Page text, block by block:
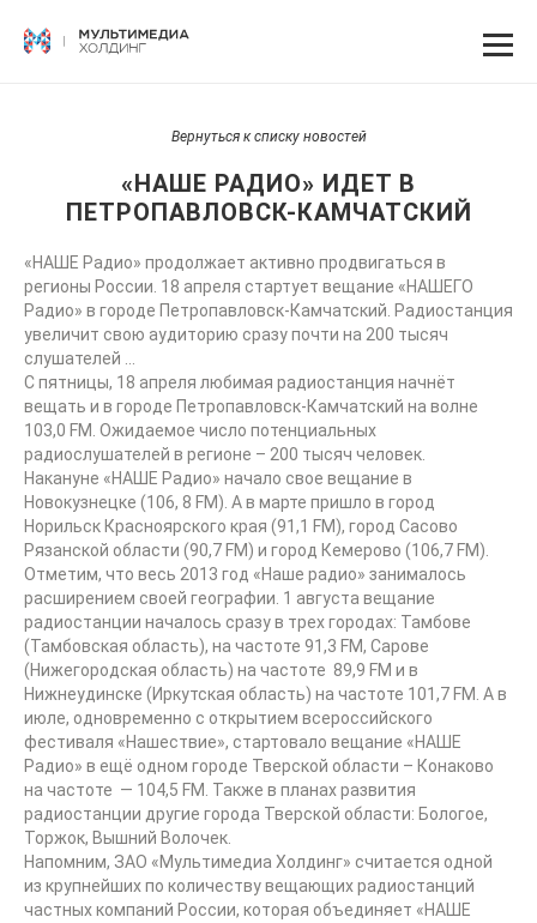
Вернуться к списку новостей
«НАШЕ РАДИО» ИДЕТ В
ПЕТРОПАВЛОВСК-КАМЧАТСКИЙ
«НАШЕ Радио» продолжает активно продвигаться в
регионы России. 18 апреля стартует вещание «НАШЕГО
Радио» в городе Петропавловск-Камчатский. Радиостанция
увеличит свою аудиторию сразу почти на 200 тысяч
слушателей …
С пятницы, 18 апреля любимая радиостанция начнёт
вещать и в городе Петропавловск-Камчатский на волне
103,0 FM. Ожидаемое число потенциальных
радиослушателей в регионе – 200 тысяч человек.
Накануне «НАШЕ Радио» начало свое вещание в
Новокузнецке (106, 8 FM). А в марте пришло в город
Норильск Красноярского края (91,1 FM), город Сасово
Рязанской области (90,7 FM) и город Кемерово (106,7 FM).
Отметим, что весь 2013 год «Наше радио» занималось
расширением своей географии. 1 августа вещание
радиостанции началось сразу в трех городах: Тамбове
(Тамбовская область), на частоте 91,3 FM, Сарове
(Нижегородская область) на частоте 89,9 FM и в
Нижнеудинске (Иркутская область) на частоте 101,7 FM. А в
июле, одновременно с открытием всероссийского
фестиваля «Нашествие», стартовало вещание «НАШЕ
Радио» в ещё одном городе Тверской области – Конаково
на частоте — 104,5 FM. Также в планах развития
радиостанции другие города Тверской области: Бологое,
Торжок, Вышний Волочек.
Напомним, ЗАО «Мультимедиа Холдинг» считается одной
из крупнейших по количеству вещающих радиостанций
частных компаний России, которая объединяет «НАШЕ